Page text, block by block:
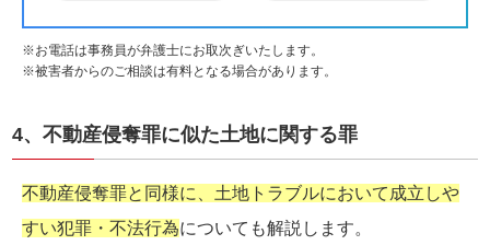
※お電話は事務員が弁護士にお取次ぎいたします。
※被害者からのご相談は有料となる場合があります。
4、不動産侵奪罪に似た土地に関する罪
不動産侵奪罪と同様に、土地トラブルにおいて成立しや
すい犯罪・不法行為についても解説します。